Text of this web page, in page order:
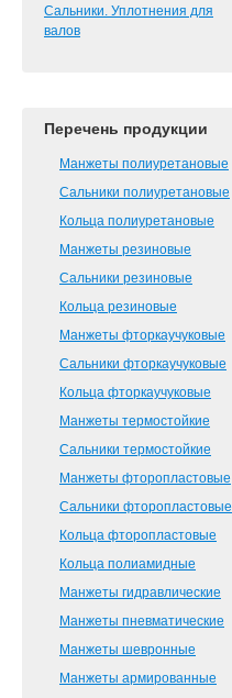
Сальники. Уплотнения для
валов
Перечень продукции
Манжеты полиуретановые
Сальники полиуретановые
Кольца полиуретановые
Манжеты резиновые
Сальники резиновые
Кольца резиновые
Манжеты фторкаучуковые
Сальники фторкаучуковые
Кольца фторкаучуковые
Манжеты термостойкие
Сальники термостойкие
Манжеты фторопластовые
Сальники фторопластовые
Кольца фторопластовые
Кольца полиамидные
Манжеты гидравлические
Манжеты пневматические
Манжеты шевронные
Манжеты армированные